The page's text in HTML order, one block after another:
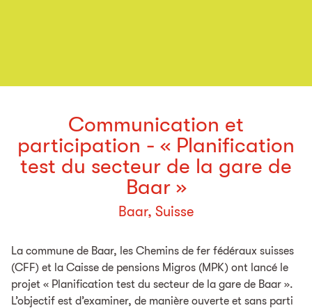
Communication et
participation - « Planification
test du secteur de la gare de
Baar »
Baar, Suisse
La commune de Baar, les Chemins de fer fédéraux suisses
(CFF) et la Caisse de pensions Migros (MPK) ont lancé le
projet « Planification test du secteur de la gare de Baar ».
L’objectif est d’examiner, de manière ouverte et sans parti